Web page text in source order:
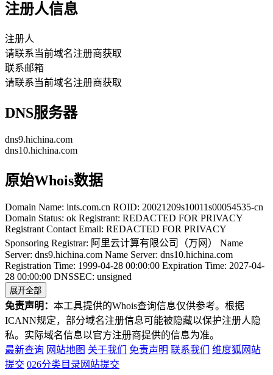
注册人信息
注册人
请联系当前域名注册商获取
联系邮箱
请联系当前域名注册商获取
DNS服务器
dns9.hichina.com
dns10.hichina.com
原始Whois数据
Domain Name: lnts.com.cn ROID: 20021209s10011s00054535-cn
Domain Status: ok Registrant: REDACTED FOR PRIVACY
Registrant Contact Email: REDACTED FOR PRIVACY
Sponsoring Registrar: 阿里云计算有限公司（万网） Name
Server: dns9.hichina.com Name Server: dns10.hichina.com
Registration Time: 1999-04-28 00:00:00 Expiration Time: 2027-04-
28 00:00:00 DNSSEC: unsigned
展开全部
免责声明： 本工具提供的Whois查询信息仅供参考。根据
ICANN规定，部分域名注册信息可能被隐藏以保护注册人隐
私。实际域名信息以官方注册商提供的信息为准。
最新查询 网站地图 关于我们 免责声明 联系我们
维度狐网站
提交 026分类目录网站提交